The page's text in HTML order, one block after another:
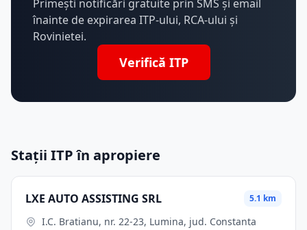
Primești notificări gratuite prin SMS și email
înainte de expirarea ITP-ului, RCA-ului și
Rovinietei.
Verifică ITP
Stații ITP în apropiere
LXE AUTO ASSISTING SRL 5.1 km
I.C. Bratianu, nr. 22-23, Lumina, jud. Constanta